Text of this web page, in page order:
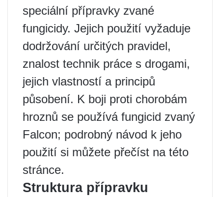
speciální přípravky zvané
fungicidy. Jejich použití vyžaduje
dodržování určitých pravidel,
znalost technik práce s drogami,
jejich vlastností a principů
působení. K boji proti chorobám
hroznů se používá fungicid zvaný
Falcon; podrobný návod k jeho
použití si můžete přečíst na této
stránce.
Struktura přípravku